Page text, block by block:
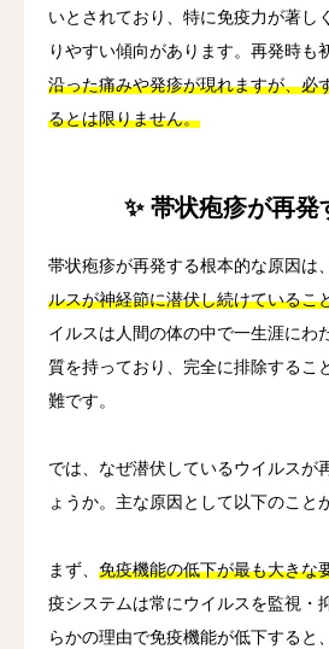
いとされており、特に免疫力が著し
りやすい傾向があります。再発時も
沿った痛みや発疹が現れますが、必
るとは限りません。
✨ 帯状疱疹が再発
帯状疱疹が再発する根本的な原因は、
ルスが神経節に潜伏し続けているこ
イルスは人間の体の中で一生涯にわ
質を持っており、完全に排除するこ
難です。
では、なぜ潜伏しているウイルスが
ょうか。主な原因として以下のこと
まず、 免疫機能の低下が最も大きな
疫システムは常にウイルスを監視・
らかの理由で免疫機能が低下すると